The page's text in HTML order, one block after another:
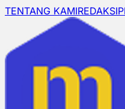
TENTANG KAMIREDAKSI